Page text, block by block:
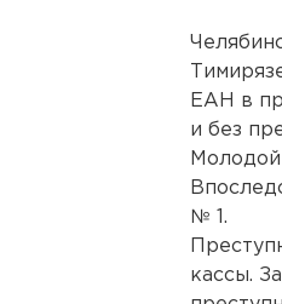
ЕАН в
и без
Молодой
№ 1.
кассы.